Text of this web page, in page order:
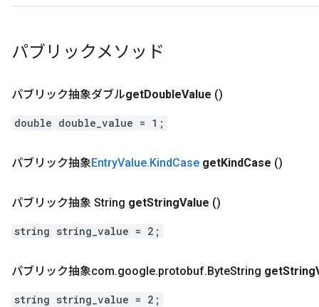
パブリックメソッド
パブリック抽象ダブルgetDoubleValue ()
double double_value = 1;
パブリック抽象EntryValue.KindCase getKindCase ()
パブリック抽象 String getStringValue ()
string string_value = 2;
パブリック抽象com.google.protobuf.ByteString getString
string string_value = 2;